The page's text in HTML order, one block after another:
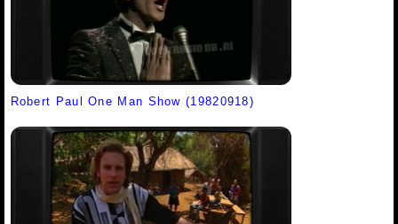
Robert Paul One Man Show (19820918)